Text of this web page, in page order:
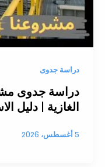
دراسة جدوى
دراسة جدوى
الغازية | دليل
5 أغسطس، 2026